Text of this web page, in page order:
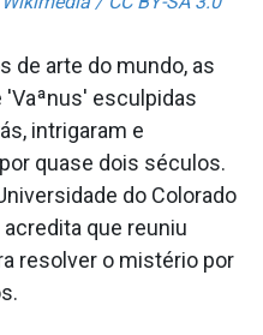
de arte do mundo, as
'Vaªnus' esculpidas
intrigaram e
quase dois séculos.
do Colorado
que reuniu
resolver o mistério por